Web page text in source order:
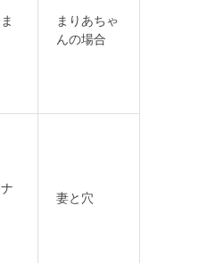
まりあちゃ
んの場合
妻と穴